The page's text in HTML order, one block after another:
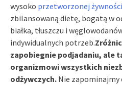
wysoko przetworzonej żywności
zbilansowaną dietę, bogatą w
białka, tłuszczu i
indywidualnych potrzeb.
zapobiegnie podjadaniu, ale
organizmowi wszystkich
odżywczych. Nie zapominajmy